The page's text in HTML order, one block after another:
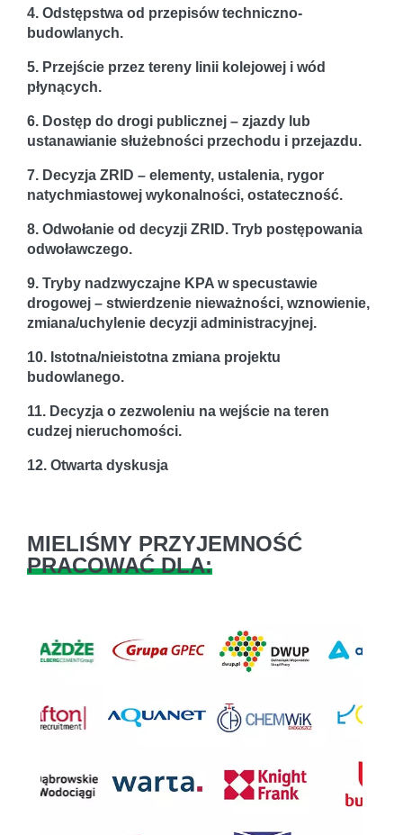
4. Odstępstwa od przepisów techniczno-
budowlanych.
5. Przejście przez tereny linii kolejowej i wód
płynących.
6. Dostęp do drogi publicznej – zjazdy lub
ustanawianie służebności przechodu i przejazdu.
7. Decyzja ZRID – elementy, ustalenia, rygor
natychmiastowej wykonalności, ostateczność.
8. Odwołanie od decyzji ZRID. Tryb postępowania
odwoławczego.
9. Tryby nadzwyczajne KPA w specustawie
drogowej – stwierdzenie nieważności, wznowienie,
zmiana/uchylenie decyzji administracyjnej.
10. Istotna/nieistotna zmiana projektu
budowlanego.
11. Decyzja o zezwoleniu na wejście na teren
cudzej nieruchomości.
12. Otwarta dyskusja
MIELIŚMY PRZYJEMNOŚĆ
PRACOWAĆ DLA:
Next